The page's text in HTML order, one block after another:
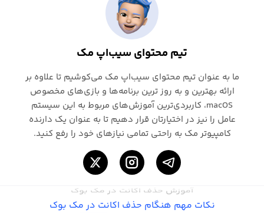
آموزش حذف اکانت در مک بوک
نکات مهم هنگام حذف اکانت در مک بوک
تیم محتوای سیب‌اپ مک
ما به عنوان تیم محتوای سیب‌اپ مک می‌کوشیم تا علاوه بر
ارائه بهترین و به روز ترین برنامه‌ها و بازی‌های مخصوص
macOS، کاربردی‌ترین آموزش‌های مربوط به این سیستم
عامل را نیز در اختیارتان قرار دهیم تا به عنوان یک دارنده
کامپیوتر مک به راحتی تمامی نیازهای خود را رفع کنید.